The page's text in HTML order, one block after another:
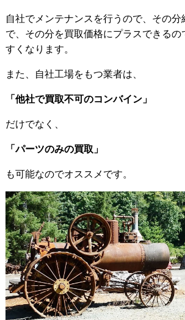
自社でメンテナンスを行うので、その
で、その分を買取価格にプラスできるの
すくなります。
また、自社工場をもつ業者は、
「他社で買取不可のコンバイン」
だけでなく、
「パーツのみの買取」
も可能なのでオススメです。